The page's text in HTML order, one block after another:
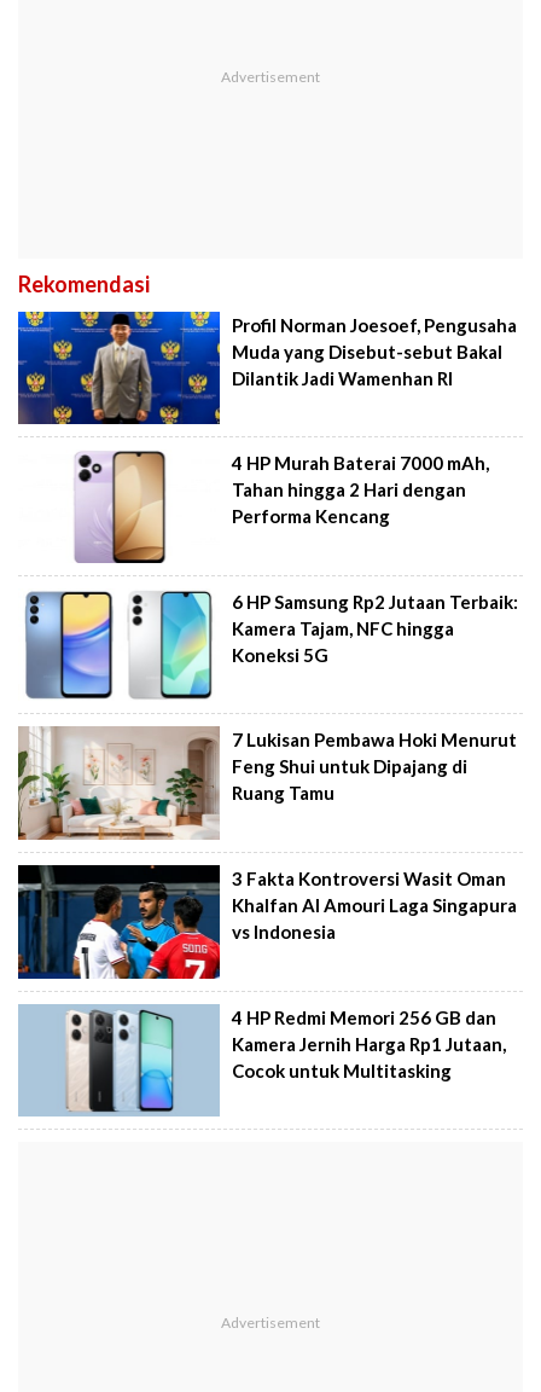
Rekomendasi
Profil Norman Joesoef, Pengusaha
Muda yang Disebut-sebut Bakal
Dilantik Jadi Wamenhan RI
4 HP Murah Baterai 7000 mAh,
Tahan hingga 2 Hari dengan
Performa Kencang
6 HP Samsung Rp2 Jutaan Terbaik:
Kamera Tajam, NFC hingga
Koneksi 5G
7 Lukisan Pembawa Hoki Menurut
Feng Shui untuk Dipajang di
Ruang Tamu
3 Fakta Kontroversi Wasit Oman
Khalfan Al Amouri Laga Singapura
vs Indonesia
4 HP Redmi Memori 256 GB dan
Kamera Jernih Harga Rp1 Jutaan,
Cocok untuk Multitasking